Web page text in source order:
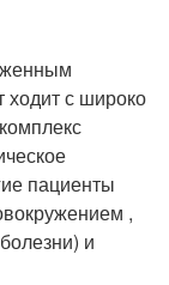
с широко
пациенты
,
и